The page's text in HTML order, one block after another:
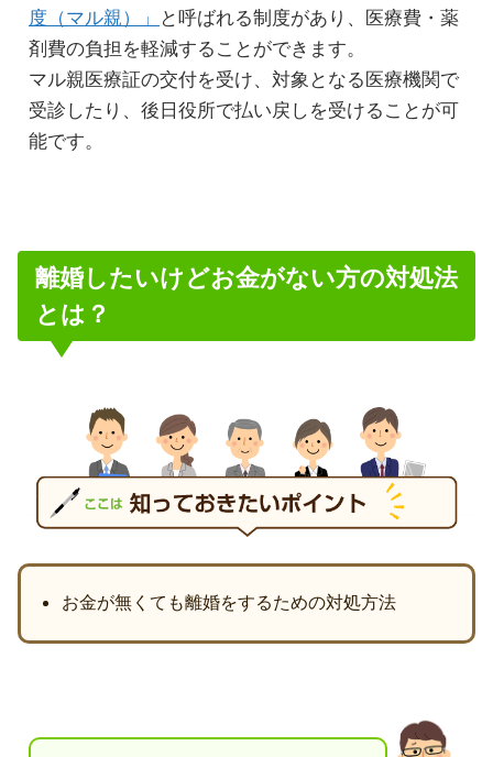
度（マル親）」
と呼ばれる制度があり、医療費・薬
剤費の負担を軽減することができます。
マル親医療証の交付を受け、対象となる医療機関で
受診したり、後日役所で払い戻しを受けることが可
能です。
離婚したいけどお金がない方の対処法
とは？
お金が無くても離婚をするための対処方法